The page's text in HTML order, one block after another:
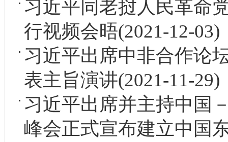
习近平同老挝人民革命
行视频会晤(2021-12-03)
习近平出席中非合作论
表主旨演讲(2021-11-29)
习近平出席并主持中国
峰会正式宣布建立中国